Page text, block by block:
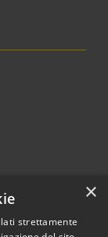
×
strettamente